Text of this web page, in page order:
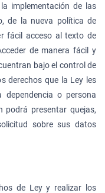
implementación de las
de la nueva política de
fácil acceso al texto de
de manera fácil y
bajo el control de
derechos que la Ley les
o persona
presentar quejas,
sobre sus datos
de Ley y realizar los